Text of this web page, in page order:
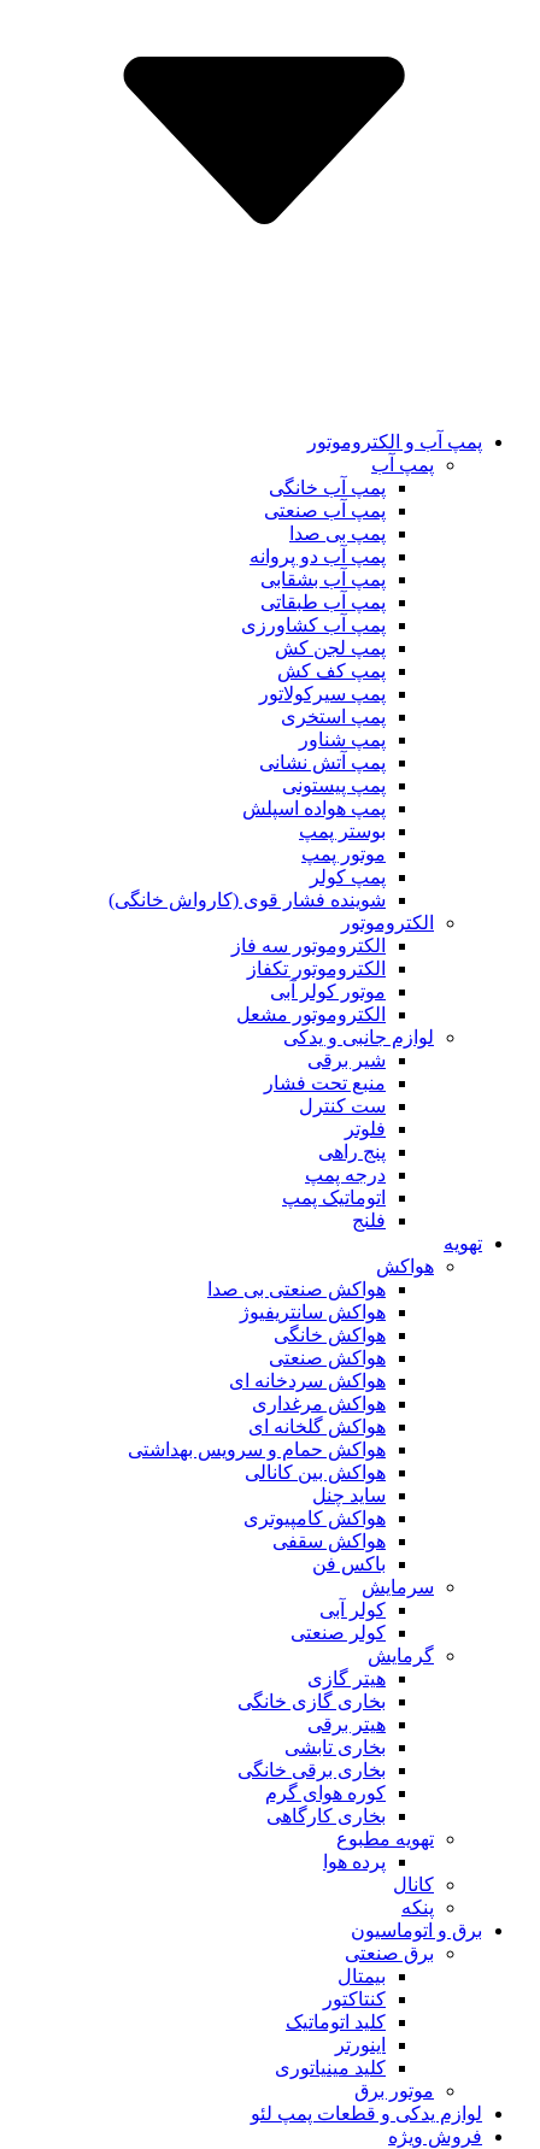
پمپ آب و الکتروموتور
پمپ آب
پمپ آب خانگی
پمپ آب صنعتی
پمپ بی صدا
پمپ آب دو پروانه
پمپ آب بشقابی
پمپ آب طبقاتی
پمپ آب کشاورزی
پمپ لجن کش
پمپ کف کش
پمپ سیرکولاتور
پمپ استخری
پمپ شناور
پمپ آتش نشانی
پمپ پیستونی
پمپ هواده اسپلش
بوستر پمپ
موتور پمپ
پمپ کولر
شوینده فشار قوی (کارواش خانگی)
الکتروموتور
الکتروموتور سه فاز
الکتروموتور تکفاز
موتور کولر آبی
الکتروموتور مشعل
لوازم جانبی و یدکی
شیر برقی
منبع تحت فشار
ست کنترل
فلوتر
پنج راهی
درجه پمپ
اتوماتیک پمپ
فلنج
تهویه
هواکش
هواکش صنعتی بی صدا
هواکش سانتریفیوژ
هواکش خانگی
هواکش صنعتی
هواکش سردخانه ای
هواکش مرغداری
هواکش گلخانه ای
هواکش حمام و سرویس بهداشتی
هواکش بین کانالی
ساید چنل
هواکش کامپیوتری
هواکش سقفی
باکس فن
سرمایش
کولر آبی
کولر صنعتی
گرمایش
هیتر گازی
بخاری گازی خانگی
هیتر برقی
بخاری تابشی
بخاری برقی خانگی
کوره هوای گرم
بخاری کارگاهی
تهویه مطبوع
پرده هوا
کانال
پنکه
برق و اتوماسیون
برق صنعتی
بیمتال
کنتاکتور
کلید اتوماتیک
اینورتر
کلید مینیاتوری
موتور برق
لوازم یدکی و قطعات پمپ لئو
فروش ویژه